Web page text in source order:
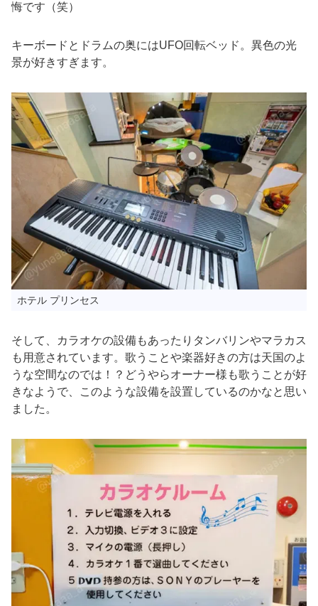
悔です（笑）
キーボードとドラムの奥にはUFO回転ベッド。異色の光
景が好きすぎます。
ホテル プリンセス
そして、カラオケの設備もあったりタンバリンやマラカス
も用意されています。歌うことや楽器好きの方は天国のよ
うな空間なのでは！？どうやらオーナー様も歌うことが好
きなようで、このような設備を設置しているのかなと思い
ました。